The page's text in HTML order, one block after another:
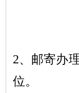
2、邮寄办
位。